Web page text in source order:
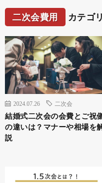
二次会費用 カテゴ
2024.07.26 二次会
結婚式二次会の会費とご祝
の違いは？マナーや相場を
説